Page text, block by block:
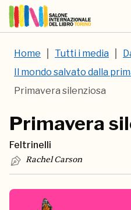
Home Tutti i media
Il mondo salvato dalla
Primavera silenziosa
Primavera
Feltrinelli
Rachel Carson